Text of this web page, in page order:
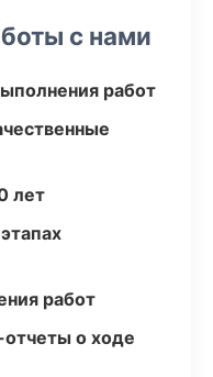
с нами
работ
лет
работ
о ходе